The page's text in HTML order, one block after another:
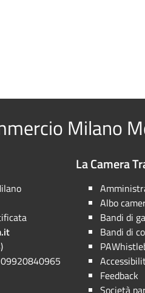
Milano
09920840965
La Camera
Albo
Bandi di
Bandi di
Feedback
Società